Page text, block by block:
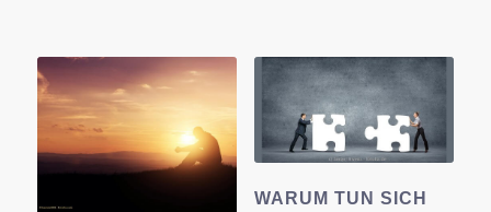
WARUM TUN SICH